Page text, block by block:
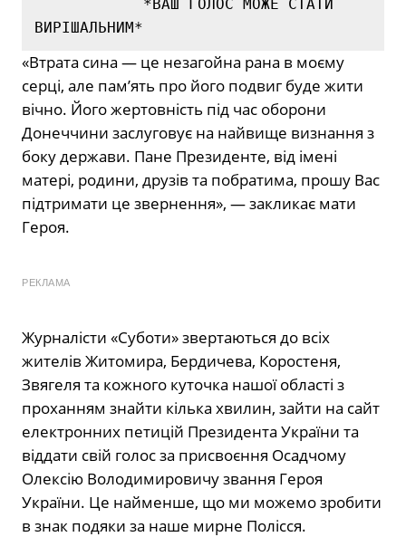
«Втрата сина — це незагойна рана в моєму
серці, але пам’ять про його подвиг буде жити
вічно. Його жертовність під час оборони
Донеччини заслуговує на найвище визнання з
боку держави. Пане Президенте, від імені
матері, родини, друзів та побратима, прошу Вас
підтримати це звернення», — закликає мати
Героя.
РЕКЛАМА
Журналісти «Суботи» звертаються до всіх
жителів Житомира, Бердичева, Коростеня,
Звягеля та кожного куточка нашої області з
проханням знайти кілька хвилин, зайти на сайт
електронних петицій Президента України та
віддати свій голос за присвоєння Осадчому
Олексію Володимировичу звання Героя
України. Це найменше, що ми можемо зробити
в знак подяки за наше мирне Полісся.